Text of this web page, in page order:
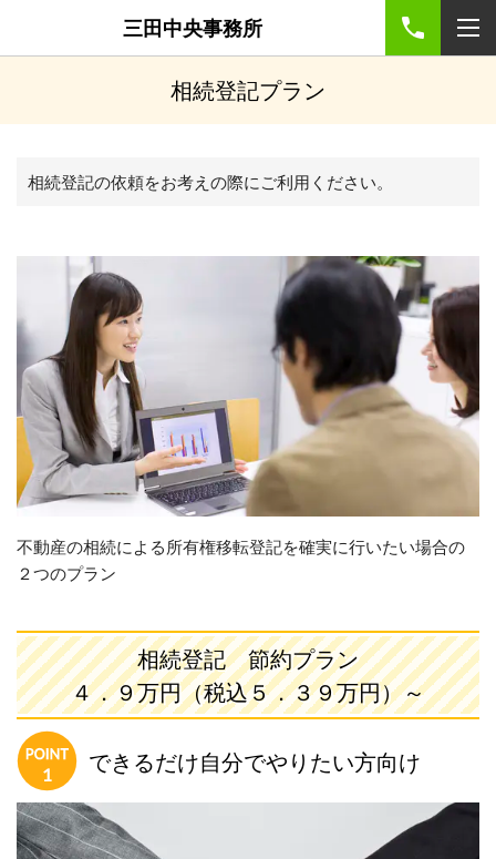
三田中央事務所
相続登記プラン
相続登記の依頼をお考えの際にご利用ください。
不動産の相続による所有権移転登記を確実に行いたい場合の
２つのプラン
相続登記 節約プラン
４．９万円（税込５．３９万円）～
できるだけ自分でやりたい方向け